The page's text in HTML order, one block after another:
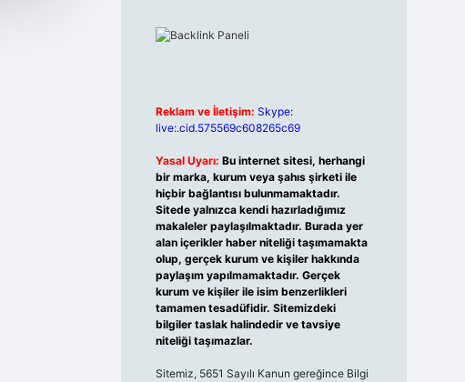
Reklam ve İletişim: Skype:
live:.cid.575569c608265c69
Yasal Uyarı: Bu internet sitesi, herhangi
bir marka, kurum veya şahıs şirketi ile
hiçbir bağlantısı bulunmamaktadır.
Sitede yalnızca kendi hazırladığımız
makaleler paylaşılmaktadır. Burada yer
alan içerikler haber niteliği taşımamakta
olup, gerçek kurum ve kişiler hakkında
paylaşım yapılmamaktadır. Gerçek
kurum ve kişiler ile isim benzerlikleri
tamamen tesadüfidir. Sitemizdeki
bilgiler taslak halindedir ve tavsiye
niteliği taşımazlar.
Sitemiz, 5651 Sayılı Kanun gereğince Bilgi